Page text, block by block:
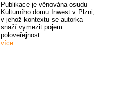
Publikace je věnována osudu
Kulturního domu Inwest v Plzni,
v jehož kontextu se autorka
snaží vymezit pojem
poloveřejnost.
více